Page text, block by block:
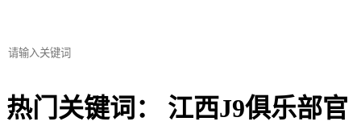
热门关键词： 江西J9俱乐部官